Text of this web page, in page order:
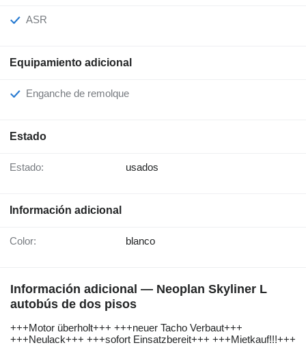
ASR
Equipamiento adicional
Enganche de remolque
Estado
Estado: usados
Información adicional
Color: blanco
Información adicional — Neoplan Skyliner L
autobús de dos pisos
+++Motor überholt+++ +++neuer Tacho Verbaut+++
+++Neulack+++ +++sofort Einsatzbereit+++ +++Mietkauf!!!+++